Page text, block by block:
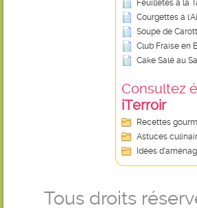
Feuilletés à la
Courgettes à
Soupe de
Club Fraise en
Cake Salé au
Consultez
iTerroir
Recettes
Astuces
Idées
Tous droits